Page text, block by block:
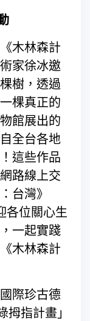
木林森計
家徐冰邀
樹，透過
棵真正的
館展出的
全台各地
這些作品
路線上交
台灣》
各位關心生
一起實踐
木林森計
際珍古德
指計畫」